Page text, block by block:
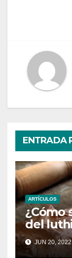
ENTRADA
ARTÍCULOS
¿Cómo
del
JUN 20, 2022